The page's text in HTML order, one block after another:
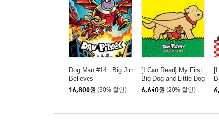
Dog Man #14 : Big Jim
Believes
16,800원 (30% 할인)
[I Can Read] My First :
Big Dog and Little Dog
Going for a Walk
6,640원 (20% 할인)